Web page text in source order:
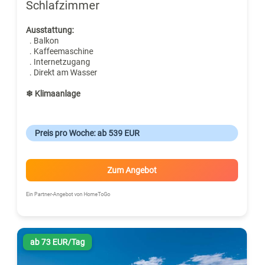
Schlafzimmer
Ausstattung:
. Balkon
. Kaffeemaschine
. Internetzugang
. Direkt am Wasser
❄ Klimaanlage
Preis pro Woche: ab 539 EUR
Zum Angebot
Ein Partner-Angebot von HomeToGo
ab 73 EUR/Tag